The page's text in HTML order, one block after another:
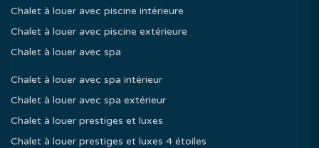
Chalet à louer avec piscine intérieure
Chalet à louer avec piscine extérieure
Chalet à louer avec spa
Chalet à louer avec spa intérieur
Chalet à louer avec spa extérieur
Chalet à louer prestiges et luxes
Chalet à louer prestiges et luxes 4 étoiles